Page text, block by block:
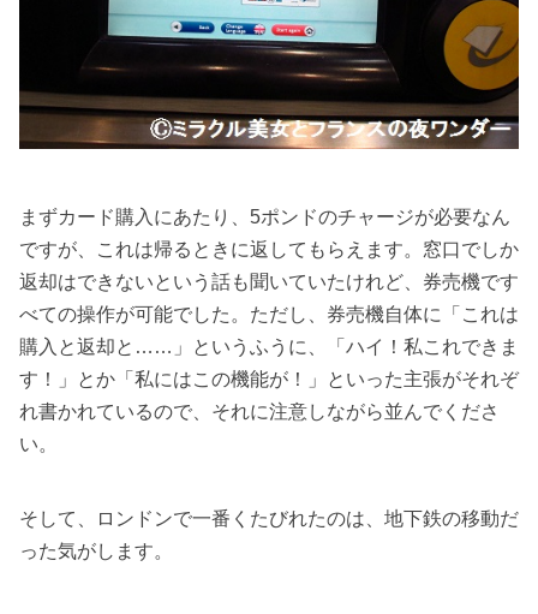
まずカード購入にあたり、5ポンドのチャージが必要なん
ですが、これは帰るときに返してもらえます。窓口でしか
返却はできないという話も聞いていたけれど、券売機です
べての操作が可能でした。ただし、券売機自体に「これは
購入と返却と……」というふうに、「ハイ！私これできま
す！」とか「私にはこの機能が！」といった主張がそれぞ
れ書かれているので、それに注意しながら並んでくださ
い。
そして、ロンドンで一番くたびれたのは、地下鉄の移動だ
った気がします。